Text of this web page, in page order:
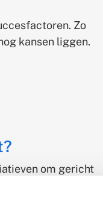
Zo
kansen liggen.
om gericht